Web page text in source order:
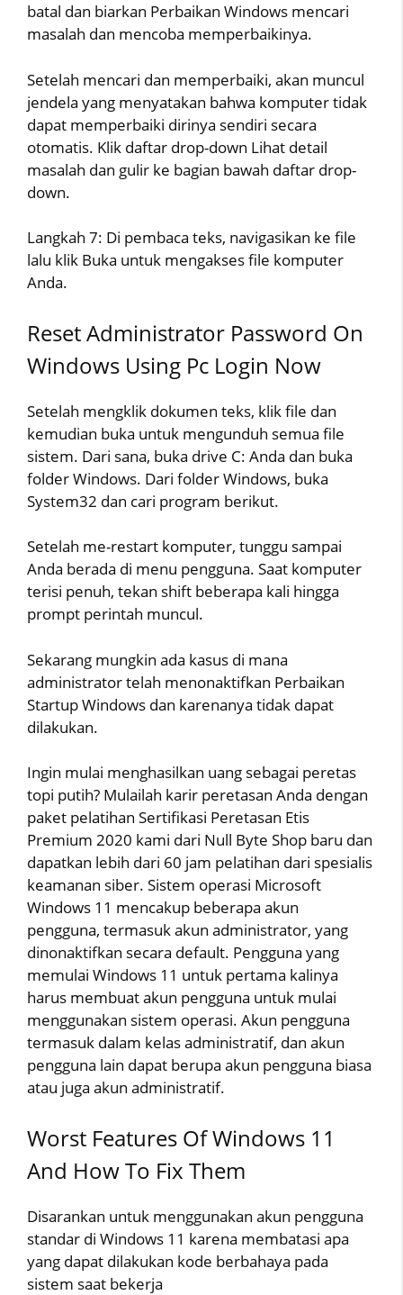
batal dan biarkan Perbaikan Windows mencari
masalah dan mencoba memperbaikinya.
Setelah mencari dan memperbaiki, akan muncul
jendela yang menyatakan bahwa komputer tidak
dapat memperbaiki dirinya sendiri secara
otomatis. Klik daftar drop-down Lihat detail
masalah dan gulir ke bagian bawah daftar drop-
down.
Langkah 7: Di pembaca teks, navigasikan ke file
lalu klik Buka untuk mengakses file komputer
Anda.
Reset Administrator Password On
Windows Using Pc Login Now
Setelah mengklik dokumen teks, klik file dan
kemudian buka untuk mengunduh semua file
sistem. Dari sana, buka drive C: Anda dan buka
folder Windows. Dari folder Windows, buka
System32 dan cari program berikut.
Setelah me-restart komputer, tunggu sampai
Anda berada di menu pengguna. Saat komputer
terisi penuh, tekan shift beberapa kali hingga
prompt perintah muncul.
Sekarang mungkin ada kasus di mana
administrator telah menonaktifkan Perbaikan
Startup Windows dan karenanya tidak dapat
dilakukan.
Ingin mulai menghasilkan uang sebagai peretas
topi putih? Mulailah karir peretasan Anda dengan
paket pelatihan Sertifikasi Peretasan Etis
Premium 2020 kami dari Null Byte Shop baru dan
dapatkan lebih dari 60 jam pelatihan dari spesialis
keamanan siber. Sistem operasi Microsoft
Windows 11 mencakup beberapa akun
pengguna, termasuk akun administrator, yang
dinonaktifkan secara default. Pengguna yang
memulai Windows 11 untuk pertama kalinya
harus membuat akun pengguna untuk mulai
menggunakan sistem operasi. Akun pengguna
termasuk dalam kelas administratif, dan akun
pengguna lain dapat berupa akun pengguna biasa
atau juga akun administratif.
Worst Features Of Windows 11
And How To Fix Them
Disarankan untuk menggunakan akun pengguna
standar di Windows 11 karena membatasi apa
yang dapat dilakukan kode berbahaya pada
sistem saat bekerja